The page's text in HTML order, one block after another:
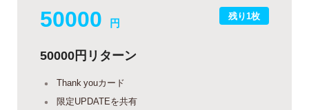
残り1枚
50000 円
50000円リターン
Thank youカード
限定UPDATEを共有